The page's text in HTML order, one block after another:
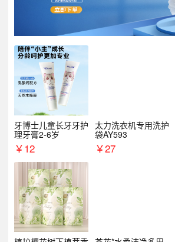
牙博士儿童长牙牙护
理牙膏2-6岁
￥12
太力洗衣机专用洗护
袋AY593
￥27